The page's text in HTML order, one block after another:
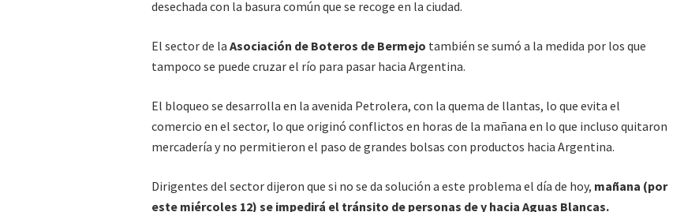
desechada con la basura común que se recoge en la ciudad.
El sector de la Asociación de Boteros de Bermejo también se sumó a la medida por los que
tampoco se puede cruzar el río para pasar hacia Argentina.
El bloqueo se desarrolla en la avenida Petrolera, con la quema de llantas, lo que evita el
comercio en el sector, lo que originó conflictos en horas de la mañana en lo que incluso quitaron
mercadería y no permitieron el paso de grandes bolsas con productos hacia Argentina.
Dirigentes del sector dijeron que si no se da solución a este problema el día de hoy, mañana (por
este miércoles 12) se impedirá el tránsito de personas de y hacia Aguas Blancas.